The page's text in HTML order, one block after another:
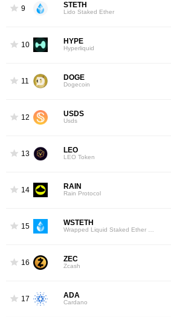
9 STETH
Lido Staked Ether
10 HYPE
Hyperliquid
11 DOGE
Dogecoin
12 USDS
Usds
13 LEO
LEO Token
14 RAIN
Rain Protocol
15 WSTETH
16 ZEC
Zcash
17 ADA
Cardano